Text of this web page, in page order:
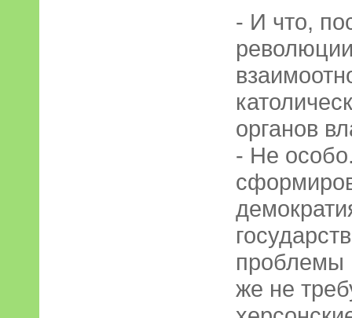
- И что,
органов
- Не
проблемы
же не